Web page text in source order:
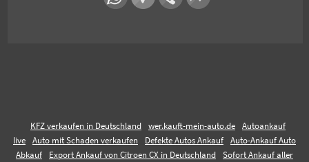
KFZ verkaufen in Deutschland wer.kauft-mein-auto.de
Autoankauf
live
Auto mit Schaden verkaufen Defekte Autos Ankauf
Auto-Ankauf Auto
Abkauf
Export Ankauf von Citroen CX in Deutschland
Sofort Ankauf aller